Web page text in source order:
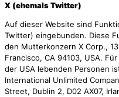
X (ehemals Twitter)
Auf dieser Website sind
Twitter) eingebunden. Diese
den Mutterkonzern X Corp.,
Francisco, CA 94103, USA.
der USA lebenden Personen
International Unlimited
Street, Dublin 2, D02 AX07,